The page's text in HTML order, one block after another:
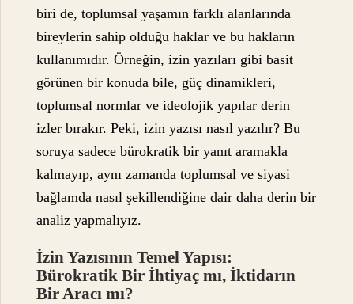
biri de, toplumsal yaşamın farklı alanlarında
bireylerin sahip olduğu haklar ve bu hakların
kullanımıdır. Örneğin, izin yazıları gibi basit
görünen bir konuda bile, güç dinamikleri,
toplumsal normlar ve ideolojik yapılar derin
izler bırakır. Peki, izin yazısı nasıl yazılır? Bu
soruya sadece bürokratik bir yanıt aramakla
kalmayıp, aynı zamanda toplumsal ve siyasi
bağlamda nasıl şekillendiğine dair daha derin bir
analiz yapmalıyız.
İzin Yazısının Temel Yapısı:
Bürokratik Bir İhtiyaç mı, İktidarın
Bir Aracı mı?